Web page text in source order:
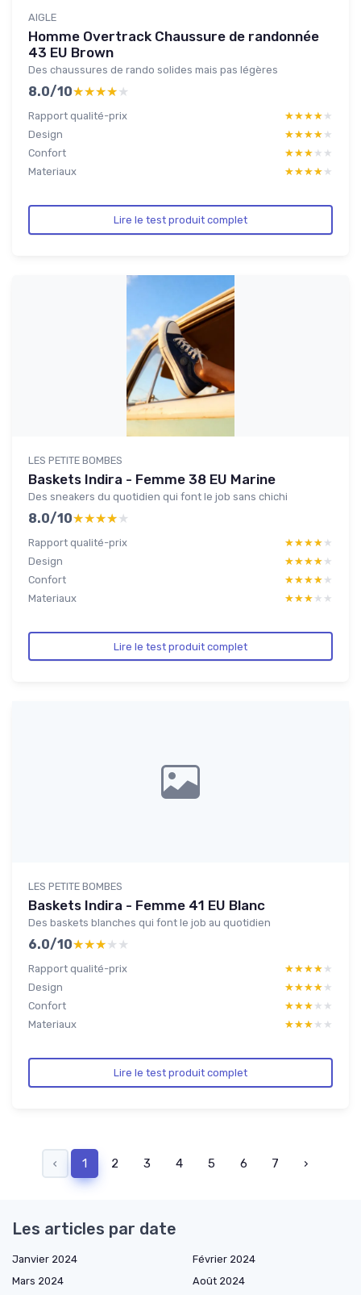
AIGLE
Homme Overtrack Chaussure de randonnée
43 EU Brown
Des chaussures de rando solides mais pas légères
8.0/10★★★★★
★★★★★
Rapport qualité-prix ★★★★★
★★★★★
Design
★★★★★
★★★★★
Confort
★★★★★
★★★★★
Materiaux
★★★★★
★★★★★
Lire le test produit complet
LES PETITE BOMBES
Baskets Indira - Femme 38 EU Marine
Des sneakers du quotidien qui font le job sans chichi
8.0/10★★★★★
★★★★★
Rapport qualité-prix ★★★★★
★★★★★
Design
★★★★★
★★★★★
Confort
★★★★★
★★★★★
Materiaux
★★★★★
★★★★★
Lire le test produit complet
LES PETITE BOMBES
Baskets Indira - Femme 41 EU Blanc
Des baskets blanches qui font le job au quotidien
6.0/10★★★★★
★★★★★
Rapport qualité-prix ★★★★★
★★★★★
Design
★★★★★
★★★★★
Confort
★★★★★
★★★★★
Materiaux
★★★★★
★★★★★
Lire le test produit complet
‹ 1 2 3 4 5 6 7 ›
Les articles par date
Janvier 2024
Février 2024
Mars 2024
Août 2024